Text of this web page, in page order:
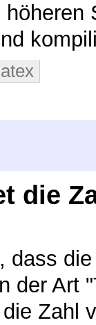
die
dass
der Art
Zahl